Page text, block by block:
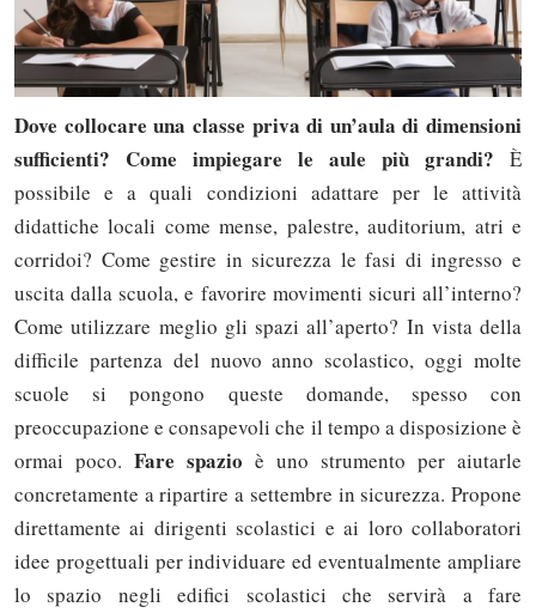
Dove collocare una classe priva di un’aula di dimensioni
sufficienti? Come impiegare le aule più grandi? È
possibile e a quali condizioni adattare per le attività
didattiche locali come mense, palestre, auditorium, atri e
corridoi? Come gestire in sicurezza le fasi di ingresso e
uscita dalla scuola, e favorire movimenti sicuri all’interno?
Come utilizzare meglio gli spazi all’aperto? In vista della
difficile partenza del nuovo anno scolastico, oggi molte
scuole si pongono queste domande, spesso con
preoccupazione e consapevoli che il tempo a disposizione è
ormai poco. Fare spazio è uno strumento per aiutarle
concretamente a ripartire a settembre in sicurezza. Propone
direttamente ai dirigenti scolastici e ai loro collaboratori
idee progettuali per individuare ed eventualmente ampliare
lo spazio negli edifici scolastici che servirà a fare